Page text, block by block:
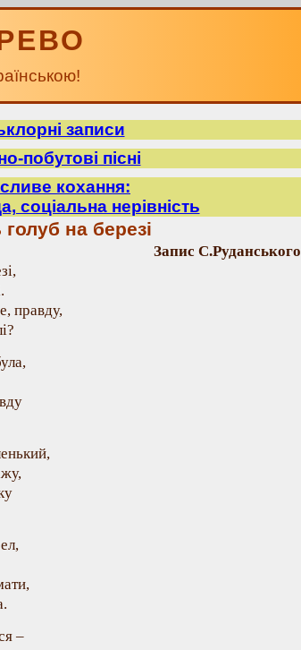
записи
побутові пісні
кохання:
соціальна нерівність
на березі
Запис С.Руданського
правду,
–